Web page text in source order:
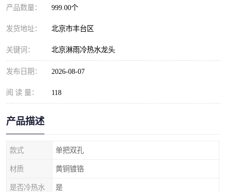
产品数量： 999.00个
发货地址： 北京市丰台区
关键词： 北京淋雨冷热水龙头
发布日期： 2026-08-07
阅 读 量： 118
产品描述
款式 单把双孔
材质 黄铜镀铬
是否冷热水 是